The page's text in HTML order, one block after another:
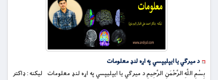
د میرګي یا ایپلیپسي په اړه لنډ معلومات
بِسْمِ اللَّهِ الرَّحْمَنِ الرَّحِيمِ د میرګي یا ایپلیپسي په اړه لنډ معلومات لیکنه : ډاکتر